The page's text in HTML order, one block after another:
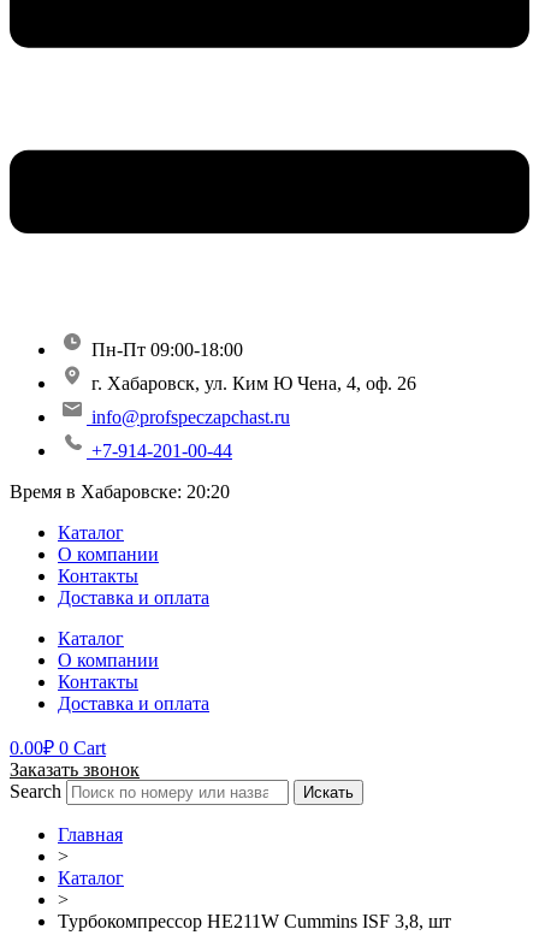
Пн-Пт 09:00-18:00
г. Хабаровск, ул. Ким Ю Чена, 4, оф. 26
info@profspeczapchast.ru
+7-914-201-00-44
Время в Хабаровске: 20:20
Каталог
О компании
Контакты
Доставка и оплата
Каталог
О компании
Контакты
Доставка и оплата
0.00₽ 0 Cart
Заказать звонок
Search
Искать
Главная
>
Каталог
>
Турбокомпрессор HE211W Cummins ISF 3,8, шт